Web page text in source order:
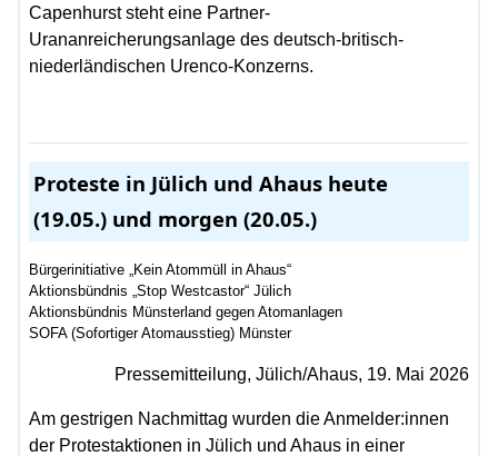
Capenhurst steht eine Partner-
Urananreicherungsanlage des deutsch-britisch-
niederländischen Urenco-Konzerns.
Proteste in Jülich und Ahaus heute
(19.05.) und morgen (20.05.)
Bürgerinitiative „Kein Atommüll in Ahaus“
Aktionsbündnis „Stop Westcastor“ Jülich
Aktionsbündnis Münsterland gegen Atomanlagen
SOFA (Sofortiger Atomausstieg) Münster
Pressemitteilung, Jülich/Ahaus, 19. Mai 2026
Am gestrigen Nachmittag wurden die Anmelder:innen
der Protestaktionen in Jülich und Ahaus in einer